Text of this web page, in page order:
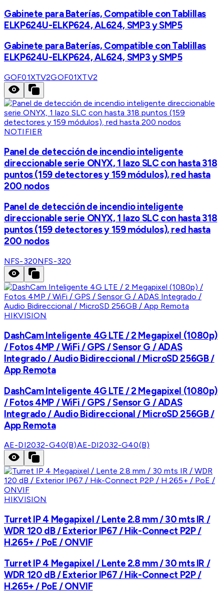
Gabinete para Baterías, Compatible con Tablillas
ELKP624U-ELKP624, AL624, SMP3 y SMP5
Gabinete para Baterías, Compatible con Tablillas
ELKP624U-ELKP624, AL624, SMP3 y SMP5
GOF01XTV2GOF01XTV2
NOTIFIER
Panel de detección de incendio inteligente
direccionable serie ONYX, 1 lazo SLC con hasta 318
puntos (159 detectores y 159 módulos), red hasta
200 nodos
Panel de detección de incendio inteligente
direccionable serie ONYX, 1 lazo SLC con hasta 318
puntos (159 detectores y 159 módulos), red hasta
200 nodos
NFS-320NFS-320
HIKVISION
DashCam Inteligente 4G LTE / 2 Megapixel (1080p)
/ Fotos 4MP / WiFi / GPS / Sensor G / ADAS
Integrado / Audio Bidireccional / MicroSD 256GB /
App Remota
DashCam Inteligente 4G LTE / 2 Megapixel (1080p)
/ Fotos 4MP / WiFi / GPS / Sensor G / ADAS
Integrado / Audio Bidireccional / MicroSD 256GB /
App Remota
AE-DI2032-G40(B)AE-DI2032-G40(B)
HIKVISION
Turret IP 4 Megapixel / Lente 2.8 mm / 30 mts IR /
WDR 120 dB / Exterior IP67 / Hik-Connect P2P /
H.265+ / PoE / ONVIF
Turret IP 4 Megapixel / Lente 2.8 mm / 30 mts IR /
WDR 120 dB / Exterior IP67 / Hik-Connect P2P /
H.265+ / PoE / ONVIF